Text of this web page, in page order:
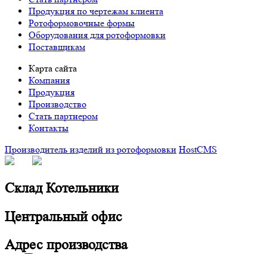
Продукция по чертежам клиента
Ротоформовочные формы
Оборудования для ротоформовки
Поставщикам
Карта сайта
Компания
Продукция
Производство
Стать партнером
Контакты
Производитель изделий из ротоформовки HostCMS
Склад Котельники
Центральный офис
Адрес производства